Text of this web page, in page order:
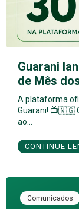
Guarani
de Mês
A plataforma
Guarani! 📺🇳🇬
ao…
CONTINUE
Comunicados